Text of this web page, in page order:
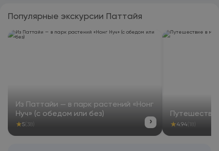
Популярные экскурсии Паттайя
Из Паттайи — в парк растений «Нонг
Нуч» (с обедом или без)
★5 (38) › ★4.94 (18)